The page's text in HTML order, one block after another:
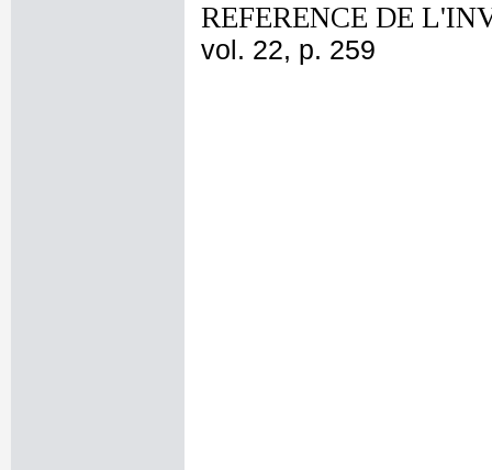
REFERENCE DE
vol. 22, p. 259